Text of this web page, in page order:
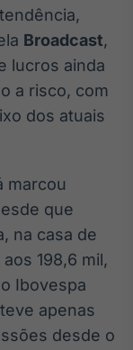
Broadcast,
lucros ainda
a risco, com
dos atuais
marcou
que
na casa de
198,6 mil,
Ibovespa
apenas
desde o